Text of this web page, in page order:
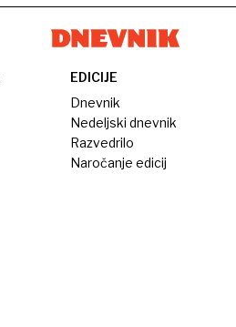
EDICIJE
Dnevnik
Nedeljski dnevnik
Razvedrilo
Naročanje edicij